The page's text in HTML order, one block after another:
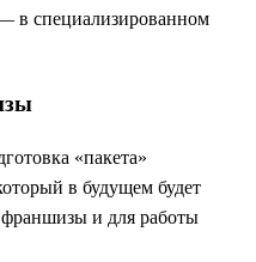
в специализированном
«пакета»
в будущем будет
франшизы и для работы